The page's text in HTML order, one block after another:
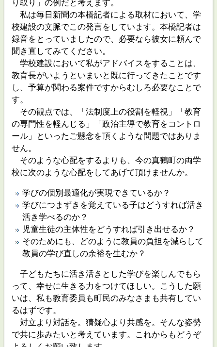
り取り」の例だと考えます。
私は毎日新聞の本橋記者による取材において、学
校建設の文脈でこの発言をしています。本橋記者は
録音をとっていましたので、必要なら彼女に頼んで
聞き直してみてください。
学校建設において私がアドバイスをすることは、
教育長がいようといまいと既に行ってきたことです
し、予算が関わる案件ですからむしろ必要なことで
す。
その観点では、「法制度上の役割を軽視」「教育
の専門性を軽んじる」「政治主導で教育をコントロ
ール」といったご懸念を頂くような問題ではありま
せん。
そのような心配をするよりも、今の真鶴町の両学
校に次のような心配をしてあげて頂けませんか。
学びの個別最適化が実現できているか？
学びにつまずきを覚えている子はどうすれば活き
活き学べるのか？
児童生徒の主体性をどうすれば引き出せるか？
そのためにも、どのように教員の負担を減らして
教員の学び直しの余裕を生むか？
子どもたちに活き活きとした学びを楽しんでもら
って、幸せに生きる力をつけてほしい。こうした願
いは、私も教育委員も町民のみなさまも共有してい
るはずです。
対立より対話を。猜疑心より共感を。そんな姿勢
で共に歩みたいと考えています。これからもどうぞ